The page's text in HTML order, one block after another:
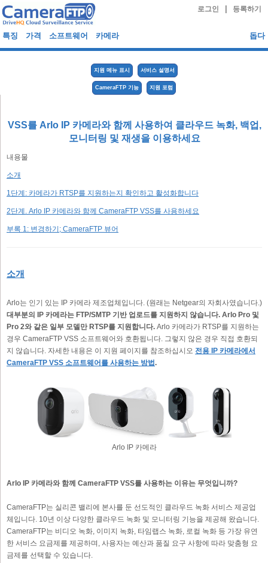
로그인 등록하기
특징 가격 소프트웨어 카메라 돕다
지원 메뉴 표시 서비스 설명서
CameraFTP 기능 지원 포럼
VSS를 Arlo IP 카메라와 함께 사용하여 클라우드 녹화, 백업,
모니터링 및 재생을 이용하세요
내용물
소개
1단계: 카메라가 RTSP를 지원하는지 확인하고 활성화합니다
2단계. Arlo IP 카메라와 함께 CameraFTP VSS를 사용하세요
부록 1: 변경하기; CameraFTP 뷰어
소개
Arlo는 인기 있는 IP 카메라 제조업체입니다. (원래는 Netgear의 자회사였습니다.)
대부분의 IP 카메라는 FTP/SMTP 기반 업로드를 지원하지 않습니다. Arlo Pro 및
Pro 2와 같은 일부 모델만 RTSP를 지원합니다. Arlo 카메라가 RTSP를 지원하는
경우 CameraFTP VSS 소프트웨어와 호환됩니다. 그렇지 않은 경우 직접 호환되
지 않습니다. 자세한 내용은 이 지원 페이지를 참조하십시오 전용 IP 카메라에서
CameraFTP VSS 소프트웨어를 사용하는 방법.
Arlo IP 카메라
Arlo IP 카메라와 함께 CameraFTP VSS를 사용하는 이유는 무엇입니까?
CameraFTP는 실리콘 밸리에 본사를 둔 선도적인 클라우드 녹화 서비스 제공업
체입니다. 10년 이상 다양한 클라우드 녹화 및 모니터링 기능을 제공해 왔습니다.
CameraFTP는 비디오 녹화, 이미지 녹화, 타임랩스 녹화, 로컬 녹화 등 가장 유연
한 서비스 요금제를 제공하며, 사용자는 예산과 품질 요구 사항에 따라 맞춤형 요
금제를 선택할 수 있습니다.